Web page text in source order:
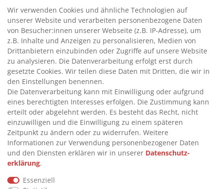
HANDPUMPEN FÜR BENZIN
>
HANDPUMPEN FÜR ÖLE
>
TANKANLAGEN
>
ADBLUE® BETANKUNG
INFORMATIONEN
>
FAQ
>
VERTRAG WIDERRUFEN
>
WIDERRUFSRECHT
>
WIDERRUFSFORMULAR
IMPRESSUM
>
DATENSCHUTZERKLÄRUNG
Wir verwenden Cookies und ähnliche Technologien auf
unserer Website und verarbeiten personenbezogene Daten
von Besucher:innen unserer Webseite (z.B. IP-Adresse), um
z.B. Inhalte und Anzeigen zu personalisieren, Medien von
Drittanbietern einzubinden oder Zugriffe auf unsere Website
zu analysieren. Die Datenverarbeitung erfolgt erst durch
gesetzte Cookies. Wir teilen diese Daten mit Dritten, die wir in
den Einstellungen benennen.
Die Datenverarbeitung kann mit Einwilligung oder aufgrund
eines berechtigten Interesses erfolgen. Die Zustimmung kann
erteilt oder abgelehnt werden. Es besteht das Recht, nicht
einzuwilligen und die Einwilligung zu einem späteren
Zeitpunkt zu ändern oder zu widerrufen. Weitere
Informationen zur Verwendung personenbezogener Daten
und den Diensten erklären wir in unserer Daten­schutz­
erklärung.
Essenziell